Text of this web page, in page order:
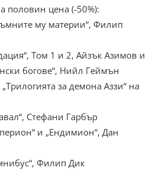
половин цена (-50%):
му материи“, Филип
Том 1 и 2, Айзък Азимов и
богове“, Нийл Геймън
„Трилогията за демона Аззи“ на
Стефани Гарбър
и „Ендимион“, Дан
Филип Дик